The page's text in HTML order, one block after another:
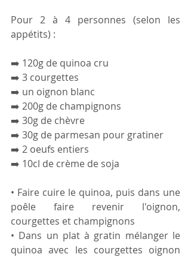
Pour 2 à 4 personnes (selon les
appétits) :
➡️ 120g de quinoa cru
➡️ 3 courgettes
➡️ un oignon blanc
➡️ 200g de champignons
➡️ 30g de chèvre
➡️ 30g de parmesan pour gratiner
➡️ 2 oeufs entiers
➡️ 10cl de crème de soja
• Faire cuire le quinoa, puis dans une
poêle faire revenir l'oignon,
courgettes et champignons
• Dans un plat à gratin mélanger le
quinoa avec les courgettes oignon